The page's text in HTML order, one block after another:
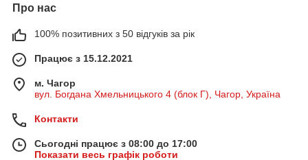
Про нас
100% позитивних з 50 відгуків за рік
Працює з 15.12.2021
м. Чагор
вул. Богдана Хмельницького 4 (блок Г), Чагор, Україна
Контакти
Сьогодні працює з 08:00 до 17:00
Показати весь графік роботи